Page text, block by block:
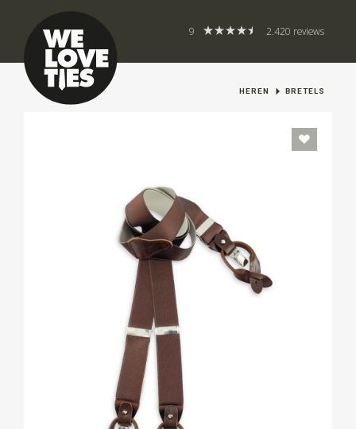
9 2.420 reviews
HEREN BRETELS